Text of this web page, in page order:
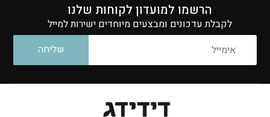
הרשמו למועדון לקוחות שלנו
לקבלת עדכונים ומבצעים מיוחדים ישירות למייל